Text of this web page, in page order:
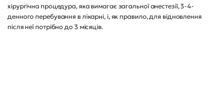
хірургічна процедура, яка вимагає загальної анестезії, 3-4-
денного перебування в лікарні, і, як правило, для відновлення
після неї потрібно до 3 місяців.